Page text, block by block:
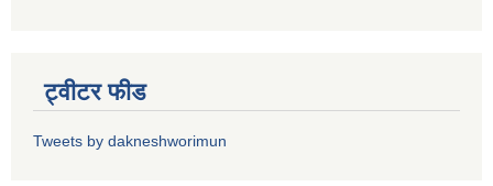
ट्वीटर फीड
Tweets by dakneshworimun